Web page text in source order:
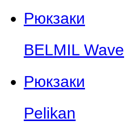
Рюкзаки
BELMIL Wave
Рюкзаки
Pelikan